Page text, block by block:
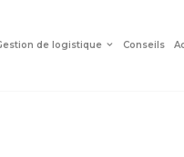
de logistique Conseils